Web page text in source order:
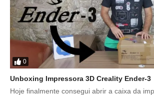
0
Unboxing Impressora 3D Creality Ender-3
Hoje finalmente consegui abrir a caixa da